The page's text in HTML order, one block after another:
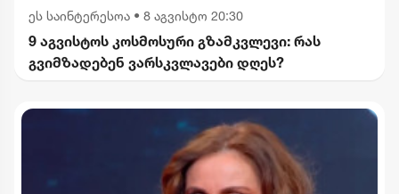
ეს საინტერესოა • 8 აგვისტო 20:30
9 აგვისტოს კოსმოსური გზამკვლევი: რას
გვიმზადებენ ვარსკვლავები დღეს?